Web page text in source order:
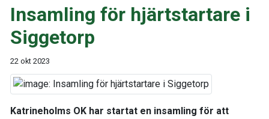
Insamling för hjärtstartare i
Siggetorp
22 okt 2023
Katrineholms OK har startat en insamling för att